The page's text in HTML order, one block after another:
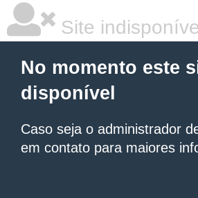
Site
No momento este
disponível
Caso seja o administrador
em contato para maiores